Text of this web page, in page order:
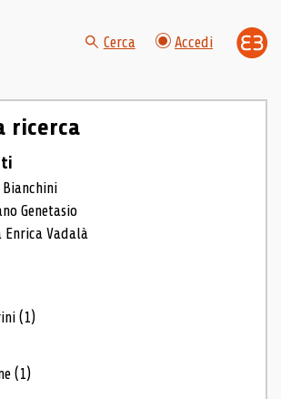
Cerca Accedi
ricerca
Genetasio
Enrica Vadalà
(1)
(1)